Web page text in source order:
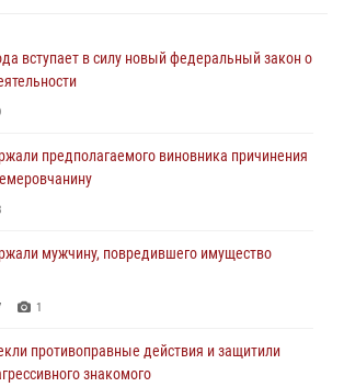
вступает в силу новый федеральный закон о
предполагаемого виновника причинения
мужчину, повредившего имущество
1
противоправные действия и защитили
знакомого